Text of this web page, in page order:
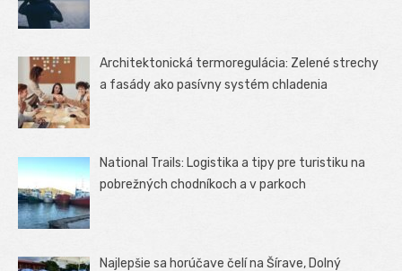
Architektonická termoregulácia: Zelené strechy
a fasády ako pasívny systém chladenia
National Trails: Logistika a tipy pre turistiku na
pobrežných chodníkoch a v parkoch
Najlepšie sa horúčave čelí na Šírave, Dolný